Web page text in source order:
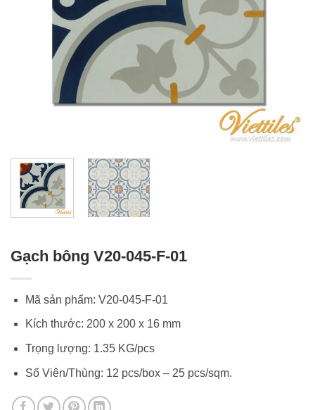
Gạch bông V20-045-F-01
Mã sản phẩm: V20-045-F-01
Kích thước: 200 x 200 x 16 mm
Trọng lượng: 1.35 KG/pcs
Số Viên/Thùng: 12 pcs/box – 25 pcs/sqm.